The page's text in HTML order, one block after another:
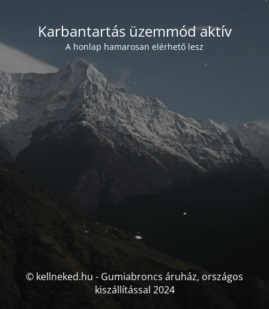
Karbantartás üzemmód aktív
A honlap hamarosan elérhető lesz
© kellneked.hu - Gumiabroncs áruház, országos
kiszállítással 2024